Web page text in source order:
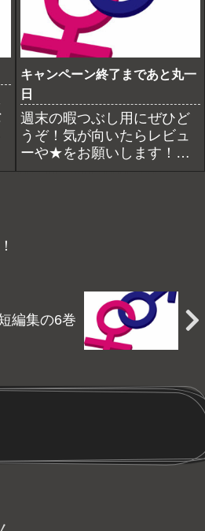
キャンペーン終了まであと丸一
日
週末の暇つぶし用にぜひど
うぞ！気が向いたらレビュ
ーや★をお願いします！あ
くまで、皆さんへの還元の
編集の6巻